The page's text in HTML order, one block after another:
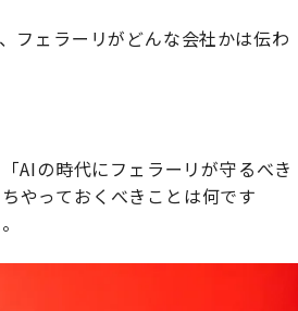
フェラーリがどんな会社かは伝わ
AIの時代にフェラーリが守るべき
やっておくべきことは何です